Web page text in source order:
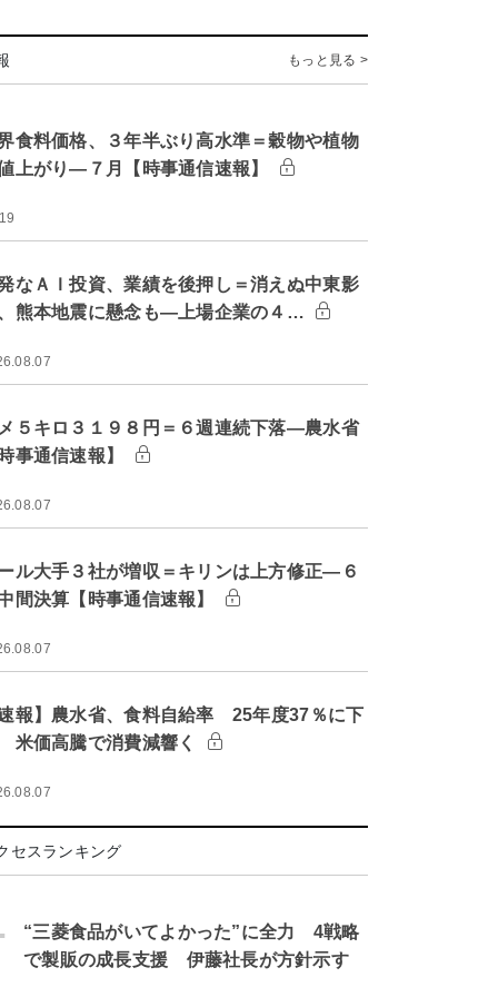
もっと見る >
食料価格、３年半ぶり高水準＝穀物や植物
上がり―７月【時事通信速報】
なＡＩ投資、業績を後押し＝消えぬ中東影
熊本地震に懸念も―上場企業の４…
５キロ３１９８円＝６週連続下落―農水省
事通信速報】
ル大手３社が増収＝キリンは上方修正―６
間決算【時事通信速報】
報】農水省、食料自給率 25年度37％に下
価高騰で消費減響く
セスランキング
“三菱食品がいてよかった”に全力 4戦略
で製販の成長支援 伊藤社長が方針示す